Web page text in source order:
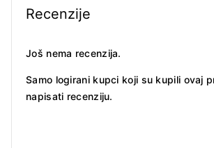
Recenzije
Još nema recenzija.
Samo logirani kupci koji su kupili ovaj
napisati recenziju.